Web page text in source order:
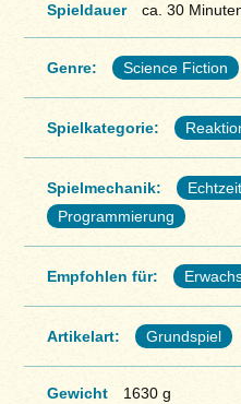
Spieldauer ca. 30
Genre: Science Fiction
Spielkategorie:
Spielmechanik: Echtzeit
Programmierung
Empfohlen für:
Artikelart: Grundspiel
Gewicht 1630 g